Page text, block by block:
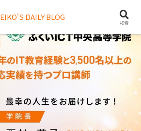
EIKO'S DAILY BLOG
検索